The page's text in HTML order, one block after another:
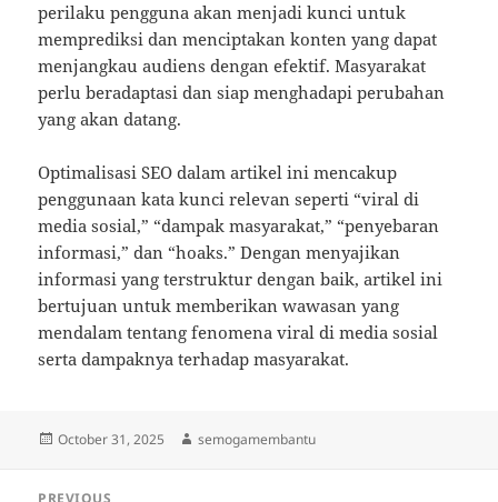
perilaku pengguna akan menjadi kunci untuk
memprediksi dan menciptakan konten yang dapat
menjangkau audiens dengan efektif. Masyarakat
perlu beradaptasi dan siap menghadapi perubahan
yang akan datang.
Optimalisasi SEO dalam artikel ini mencakup
penggunaan kata kunci relevan seperti “viral di
media sosial,” “dampak masyarakat,” “penyebaran
informasi,” dan “hoaks.” Dengan menyajikan
informasi yang terstruktur dengan baik, artikel ini
bertujuan untuk memberikan wawasan yang
mendalam tentang fenomena viral di media sosial
serta dampaknya terhadap masyarakat.
Posted
October 31, 2025 Author
semogamembantu